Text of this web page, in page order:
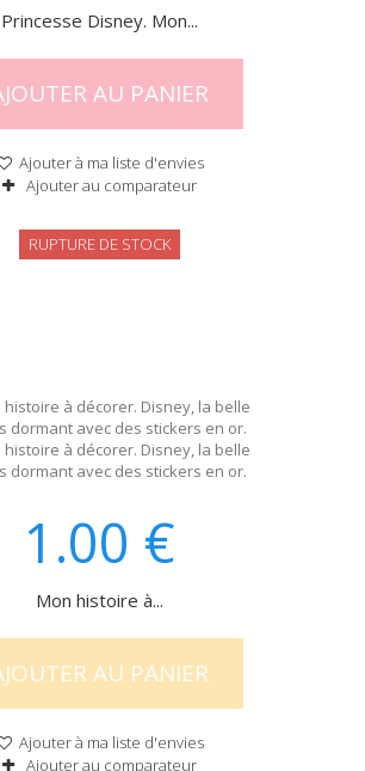
Princesse Disney. Mon...
AU PANIER
Ajouter à ma liste d'envies
Ajouter au comparateur
RUPTURE DE STOCK
1.00 €
Mon histoire à...
AU PANIER
Ajouter à ma liste d'envies
Ajouter au comparateur